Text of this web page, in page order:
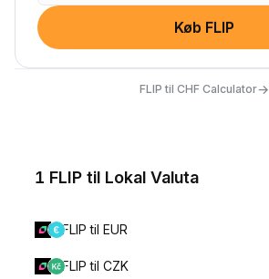
Køb FLIP
FLIP til CHF Calculator→
1 FLIP til Lokal Valuta
FLIP til EUR
FLIP til CZK